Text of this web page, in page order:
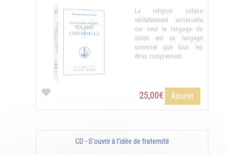
La religion solaire
véritablement universelle
car seul le langage du
soleil est un langage
universel que tous les
êtres comprennent.
25,00€ Ajouter
CD - S'ouvrir à l'idée de fraternité